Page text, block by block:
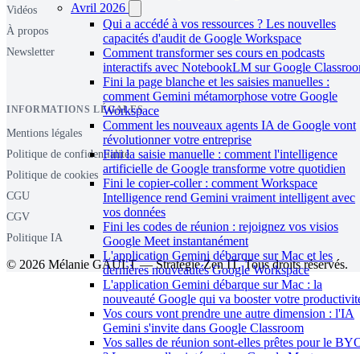
Avril 2026
Qui a accédé à vos ressources ? Les nouvelles
capacités d'audit de Google Workspace
Comment transformer ses cours en podcasts
interactifs avec NotebookLM sur Google
Fini la page blanche et les saisies manuelles :
comment Gemini métamorphose votre Google
Workspace
Comment les nouveaux agents IA de Google vont
révolutionner votre entreprise
Fini la saisie manuelle : comment l'intelligence
artificielle de Google transforme votre quotidien
Fini le copier-coller : comment Workspace
Intelligence rend Gemini vraiment intelligent avec
vos données
Fini les codes de réunion : rejoignez vos visios
Google Meet instantanément
L'application Gemini débarque sur Mac et les
dernières nouveautés Google Workspace
L'application Gemini débarque sur Mac : la
nouveauté Google qui va booster votre
Vos cours vont prendre une autre dimension : l'IA
Gemini s'invite dans Google Classroom
Vos salles de réunion sont-elles prêtes pour le
Vidéos
À propos
Newsletter
INFORMATIONS LÉGALES
Mentions légales
Politique de confidentialité
Politique de cookies
CGU
CGV
Politique IA
© 2026 Mélanie GAULT — Stratégie Zen IT. Tous droits réservés.